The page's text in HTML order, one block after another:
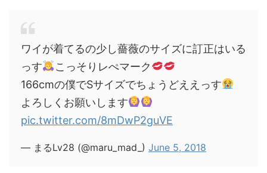
ワイが着てるの少し薔薇のサイズに訂正はいる
っす
こっそりレぺマーク
166cmの僕でSサイズでちょうどええっす
よろしくお願いします
pic.twitter.com/8mDwP2guVE
— まるLv28 (@maru_mad_) June 5, 2018